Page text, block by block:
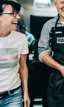
Konzepte,
Entscheidungen
beeindruckt hat